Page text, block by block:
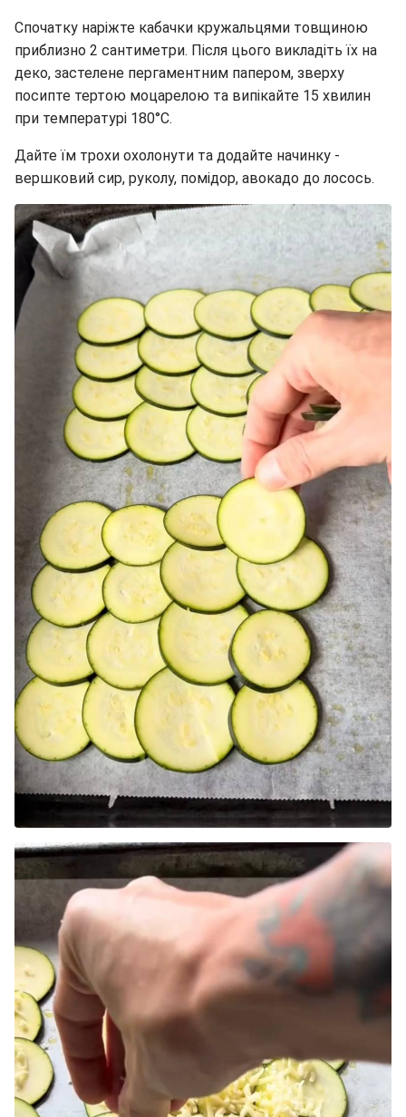
Спочатку наріжте кабачки кружальцями товщиною
приблизно 2 сантиметри. Після цього викладіть їх на
деко, застелене пергаментним папером, зверху
посипте тертою моцарелою та випікайте 15 хвилин
при температурі 180°C.
Дайте їм трохи охолонути та додайте начинку -
вершковий сир, руколу, помідор, авокадо до лосось.